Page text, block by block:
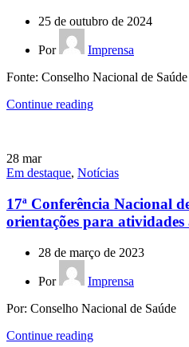
25 de outubro de 2024
Por
Imprensa
Fonte: Conselho Nacional de
Continue reading
28 mar
Em destaque, Notícias
17ª Conferência Nacional
orientações para atividades
28 de março de 2023
Por
Imprensa
Por: Conselho Nacional de Saúde
Continue reading